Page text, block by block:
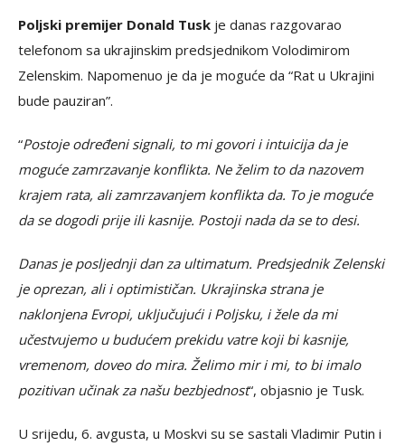
Poljski premijer Donald Tusk je danas razgovarao
telefonom sa ukrajinskim predsjednikom Volodimirom
Zelenskim. Napomenuo je da je moguće da “Rat u Ukrajini
bude pauziran”.
“Postoje određeni signali, to mi govori i intuicija da je
moguće zamrzavanje konflikta. Ne želim to da nazovem
krajem rata, ali zamrzavanjem konflikta da. To je moguće
da se dogodi prije ili kasnije. Postoji nada da se to desi.
Danas je posljednji dan za ultimatum. Predsjednik Zelenski
je oprezan, ali i optimističan. Ukrajinska strana je
naklonjena Evropi, uključujući i Poljsku, i žele da mi
učestvujemo u budućem prekidu vatre koji bi kasnije,
vremenom, doveo do mira. Želimo mir i mi, to bi imalo
pozitivan učinak za našu bezbjednost“, objasnio je Tusk.
U srijedu, 6. avgusta, u Moskvi su se sastali Vladimir Putin i